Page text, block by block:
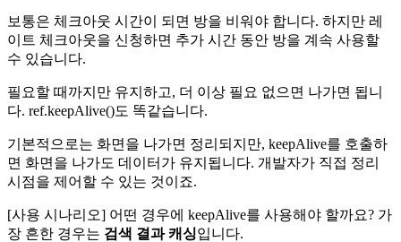
보통은 체크아웃 시간이 되면 방을 비워야 합니다. 하지만 레
이트 체크아웃을 신청하면 추가 시간 동안 방을 계속 사용할
수 있습니다.
필요할 때까지만 유지하고, 더 이상 필요 없으면 나가면 됩니
다. ref.keepAlive()도 똑같습니다.
기본적으로는 화면을 나가면 정리되지만, keepAlive를 호출하
면 화면을 나가도 데이터가 유지됩니다. 개발자가 직접 정리
시점을 제어할 수 있는 것이죠.
[사용 시나리오] 어떤 경우에 keepAlive를 사용해야 할까요? 가
장 흔한 경우는 검색 결과 캐싱입니다.